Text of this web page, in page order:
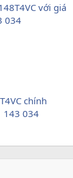
với giá
034
chính
143 034